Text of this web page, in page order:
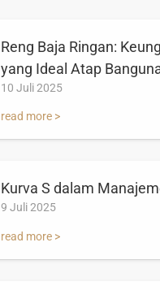
Reng Baja Ringan:
yang Ideal Atap
10 Juli 2025
read more >
Kurva S dalam
9 Juli 2025
read more >